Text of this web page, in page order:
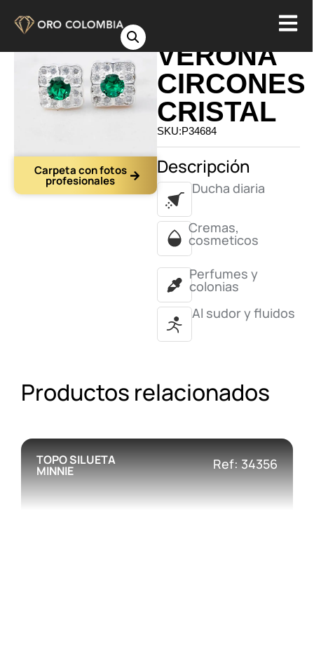
Carpeta con fotos
profesionales
VERONA
CIRCONES
CRISTAL
SKU:P34684
Descripción
Ducha diaria
Cremas,
cosmeticos
Perfumes y
colonias
Al sudor y fluidos
Productos relacionados
TOPO SILUETA
MINNIE Ref: 34356